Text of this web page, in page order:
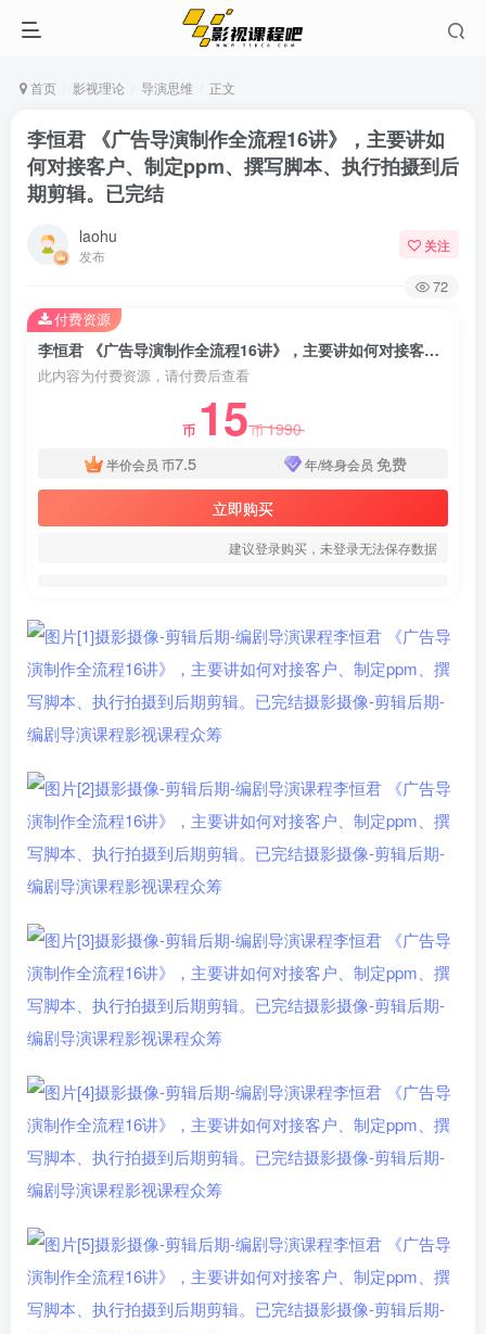
首页 影视理论 导演思维 正文
李恒君 《广告导演制作全流程16讲》，主要讲如
何对接客户、制定ppm、撰写脚本、执行拍摄到后
期剪辑。已完结
laohu
发布
关注
72
李恒君 《广告导演制作全流程16讲》，主要讲如何对接客户、制定ppm、撰写脚本、执行拍摄到后期剪辑。已完结
此内容为付费资源，请付费后查看
币 15币1990
半价会员 币7.5 年/终身会员 免费
立即购买
建议登录购买，未登录无法保存数据
付费资源